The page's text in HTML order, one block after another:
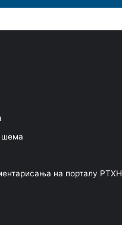
шема
на порталу РТХН